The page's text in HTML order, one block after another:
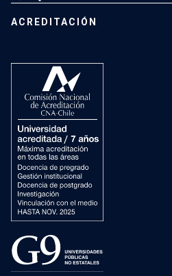
ACREDITACIÓN